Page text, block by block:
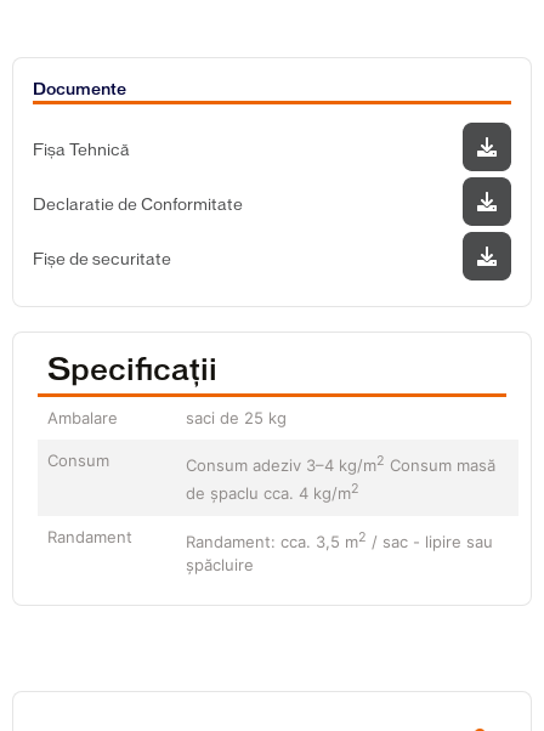
Documente
Fișa Tehnică
Declaratie de Conformitate
Fișe de securitate
Specificații
Ambalare saci de 25 kg
Consum Consum adeziv 3–4 kg/m2 Consum masă
de şpaclu cca. 4 kg/m2
Randament Randament: cca. 3,5 m2 / sac - lipire sau
șpăcluire